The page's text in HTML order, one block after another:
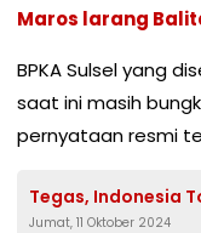
Maros larang
BPKA Sulsel yang
saat ini masih
pernyataan resmi
Tegas, Indonesia
Jumat, 11 Oktober 2024